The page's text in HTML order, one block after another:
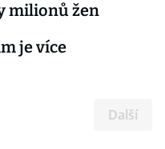
milionů žen
je více
Další